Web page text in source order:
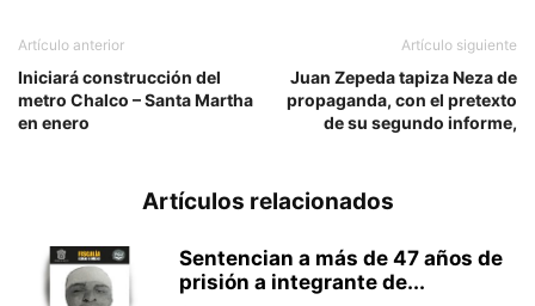
Artículo anterior
Iniciará construcción del
metro Chalco – Santa Martha
en enero
Artículo siguiente
Juan Zepeda tapiza Neza de
propaganda, con el pretexto
de su segundo informe,
Artículos relacionados
Sentencian a más de 47 años de
prisión a integrante de...